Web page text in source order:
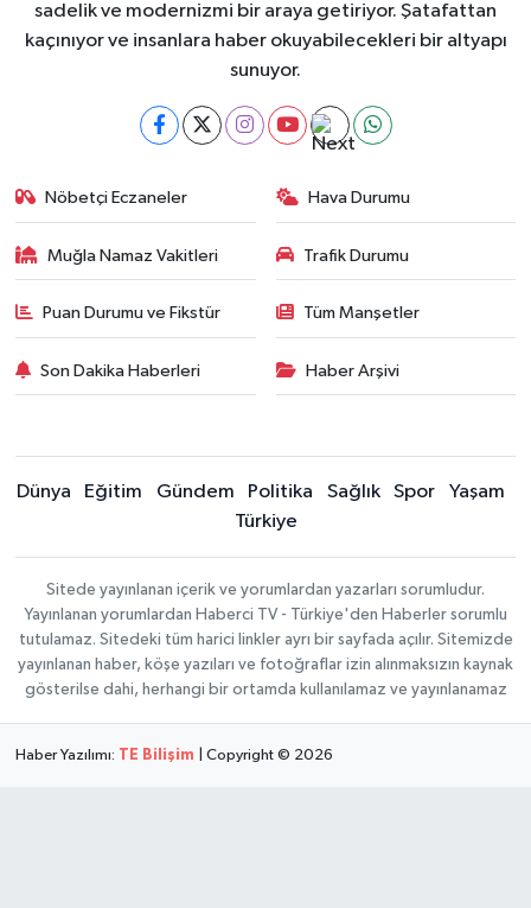
sadelik ve modernizmi bir araya getiriyor. Şatafattan
kaçınıyor ve insanlara haber okuyabilecekleri bir altyapı
sunuyor.
Nöbetçi Eczaneler Hava Durumu
Muğla Namaz Vakitleri Trafik Durumu
Puan Durumu ve Fikstür Tüm Manşetler
Son Dakika Haberleri Haber Arşivi
Dünya Eğitim Gündem Politika Sağlık Spor
Yaşam
Türkiye
Sitede yayınlanan içerik ve yorumlardan yazarları sorumludur.
Yayınlanan yorumlardan Haberci TV - Türkiye'den Haberler sorumlu
tutulamaz. Sitedeki tüm harici linkler ayrı bir sayfada açılır. Sitemizde
yayınlanan haber, köşe yazıları ve fotoğraflar izin alınmaksızın kaynak
gösterilse dahi, herhangi bir ortamda kullanılamaz ve yayınlanamaz
Haber Yazılımı: TE Bilişim | Copyright © 2026